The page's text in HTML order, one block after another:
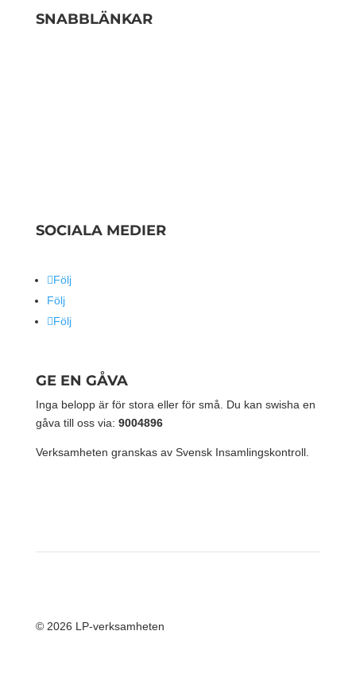
SNABBLÄNKAR
SOCIALA MEDIER
Följ
Följ
Följ
GE EN GÅVA
Inga belopp är för stora eller för små. Du kan swisha en
gåva till oss via: 9004896
Verksamheten granskas av Svensk Insamlingskontroll.
© 2026 LP-verksamheten